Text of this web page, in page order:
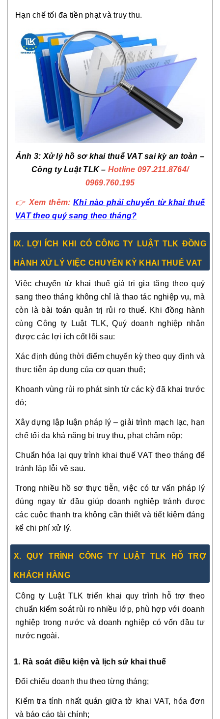
Hạn chế tối đa tiền phạt và truy thu.
Ảnh 3: Xử lý hồ sơ khai thuế VAT sai kỳ an toàn –
Công ty Luật TLK – Hotline 097.211.8764/
0969.760.195
👉 Xem thêm: Khi nào phải chuyển từ khai thuế
VAT theo quý sang theo tháng?
IX. LỢI ÍCH KHI CÓ CÔNG TY LUẬT TLK ĐỒNG
HÀNH XỬ LÝ VIỆC CHUYỂN KỲ KHAI THUẾ VAT
Việc chuyển từ khai thuế giá trị gia tăng theo quý
sang theo tháng không chỉ là thao tác nghiệp vụ, mà
còn là bài toán quản trị rủi ro thuế. Khi đồng hành
cùng Công ty Luật TLK, Quý doanh nghiệp nhận
được các lợi ích cốt lõi sau:
Xác định đúng thời điểm chuyển kỳ theo quy định và
thực tiễn áp dụng của cơ quan thuế;
Khoanh vùng rủi ro phát sinh từ các kỳ đã khai trước
đó;
Xây dựng lập luận pháp lý – giải trình mạch lạc, hạn
chế tối đa khả năng bị truy thu, phạt chậm nộp;
Chuẩn hóa lại quy trình khai thuế VAT theo tháng để
tránh lặp lỗi về sau.
Trong nhiều hồ sơ thực tiễn, việc có tư vấn pháp lý
đúng ngay từ đầu giúp doanh nghiệp tránh được
các cuộc thanh tra không cần thiết và tiết kiệm đáng
kể chi phí xử lý.
X. QUY TRÌNH CÔNG TY LUẬT TLK HỖ TRỢ
KHÁCH HÀNG
Công ty Luật TLK triển khai quy trình hỗ trợ theo
chuẩn kiểm soát rủi ro nhiều lớp, phù hợp với doanh
nghiệp trong nước và doanh nghiệp có vốn đầu tư
nước ngoài.
1. Rà soát điều kiện và lịch sử khai thuế
Đối chiếu doanh thu theo từng tháng;
Kiểm tra tính nhất quán giữa tờ khai VAT, hóa đơn
và báo cáo tài chính;